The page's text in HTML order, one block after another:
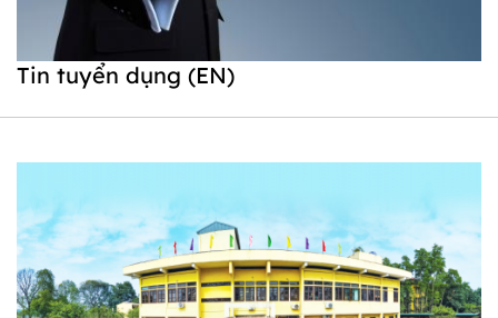
Tin tuyển dụng (EN)